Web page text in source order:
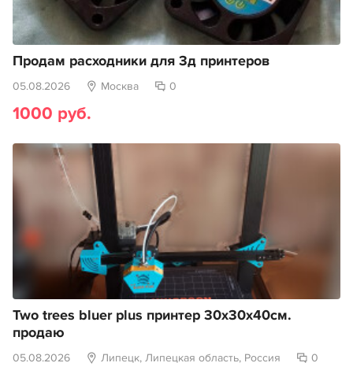
Продам расходники для 3д принтеров
05.08.2026 Москва 0
1000 руб.
Two trees bluer plus принтер 30х30х40см.
продаю
05.08.2026 Липецк, Липецкая область, Россия 0